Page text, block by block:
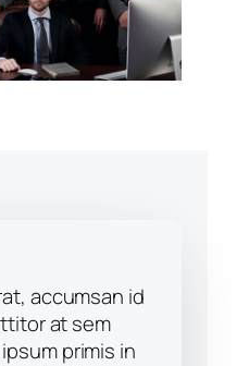
accumsan id
at sem
primis in